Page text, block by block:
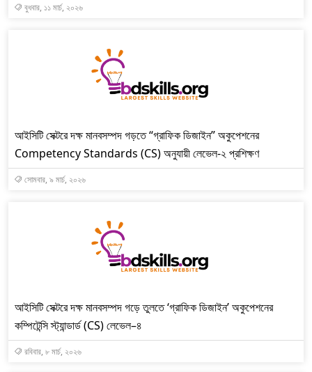
বুধবার, ১১ মার্চ, ২০২৬
আইসিটি সেক্টরে দক্ষ মানবসম্পদ গড়তে “গ্রাফিক ডিজাইন” অকুপেশনের
Competency Standards (CS) অনুযায়ী লেভেল-২ প্রশিক্ষণ
সোমবার, ৯ মার্চ, ২০২৬
আইসিটি সেক্টরে দক্ষ মানবসম্পদ গড়ে তুলতে ‘গ্রাফিক ডিজাইন’ অকুপেশনের
কম্পিটেন্সি স্ট্যান্ডার্ড (CS) লেভেল–৪
রবিবার, ৮ মার্চ, ২০২৬